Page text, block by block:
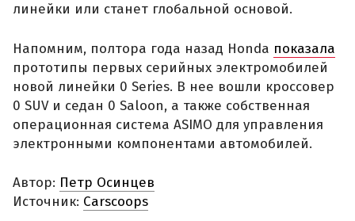
линейки или станет глобальной основой.
Напомним, полтора года назад Honda показала
прототипы первых серийных электромобилей
новой линейки 0 Series. В нее вошли кроссовер
0 SUV и седан 0 Saloon, а также собственная
операционная система ASIMO для управления
электронными компонентами автомобилей.
Автор: Петр Осинцев
Источник: Carscoops